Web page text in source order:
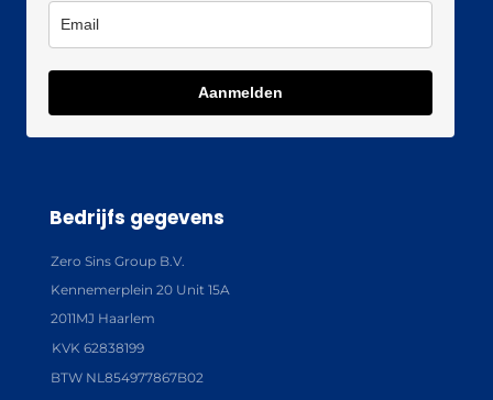
Aanmelden
Bedrijfs gegevens
Zero Sins Group B.V.
Kennemerplein 20 Unit 15A
2011MJ Haarlem
KVK 62838199
BTW NL854977867B02